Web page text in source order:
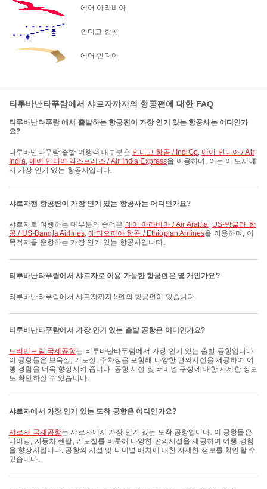
에어 아라비아
인디고 항공
에어 인디아
티루바난타푸람에서 샤르자까지의 항공편에 대한 FAQ
티루바난타푸람 에서 출발하는 항공편이 가장 인기 있는 항공사는 어디인가
요?
티루바난타푸람 출발 여행객 대부분은 인디고 항공 / IndiGo,에어 인디아 / Air
India, 에어 인디아 익스프레스 / Air India Express을 이용하며, 이는 이 도시에
서 가장 인기 있는 항공사입니다.
샤르자행 항공편이 가장 인기 있는 항공사는 어디인가요?
샤르자로 여행하는 대부분의 승객은 에어 아라비아 / Air Arabia, US-방글라 항
공 / US-Bangla Airlines,에티오피아 항공 / Ethiopian Airlines을 이용하며, 이
목적지를 운항하는 가장 인기 있는 항공사입니다.
티루바난타푸람에서 샤르자로 이용 가능한 항공편은 몇 개인가요?
티루바난타푸람에서 샤르자까지 5편의 항공편이 있습니다.
티루바난타푸람에서 가장 인기 있는 출발 공항은 어디인가요?
트리번드럼 국제공항는 티루바난타푸람에서 가장 인기 있는 출발 공항입니다.
이 공항들은 보육실, 기도실, 주차장을 포함해 다양한 편의시설을 제공하여 여
행 경험을 더욱 향상시켜 줍니다. 공항 시설 및 터미널 구성에 대한 자세한 정보
도 확인하실 수 있습니다.
샤르자에서 가장 인기 있는 도착 공항은 어디인가요?
샤르자 국제공항는 샤르자에서 가장 인기 있는 도착 공항입니다. 이 공항들은
다이닝, 자동차 렌탈, 기도실를 비롯해 다양한 편의시설을 제공하여 여행 경험
을 향상시킵니다. 공항의 시설 및 터미널 배치에 대한 자세한 정보를 확인할 수
있습니다.